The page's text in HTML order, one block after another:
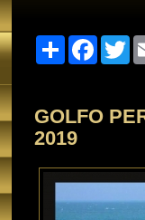
Share
GOLFO
2019